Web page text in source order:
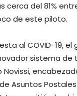
cerca del 81%
de este piloto.
al COVID-19,
sistema de
Asuntos